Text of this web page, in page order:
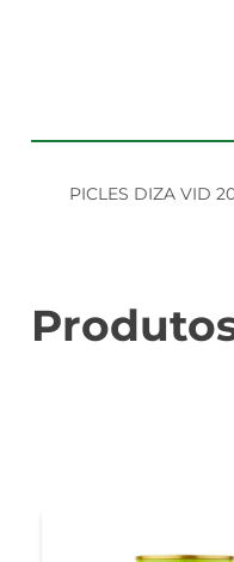
PICLES DIZA VID